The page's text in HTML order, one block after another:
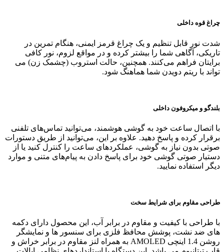
چراغ قوه داخلی
شدت نور قابل تنظیم و یک چراغ قرمز ایمنی، هنگام تمرین در
تاریکی، آگاهی شما را بیشتر کرده و در مواقع لزوم، نور کافی
برایتان فراهم می‌کنند. همچنین، حالت استروب (چشمک‌ زن) می‌
تواند با ریتم دویدن شما هماهنگ شود.
بلندگو و میکروفون داخلی
با اتصال ساعت خود به گوشی هوشمند، می‌توانید تماس‌های تلفنی
برقرار کرده و پاسخ دهید. علاوه بر این، می‌توانید از طریق دستورات
صوتی بدون نیاز به گوشی، عملکردهای ساعت را کنترل کنید یا از
دستیار صوتی گوشی خود برای پاسخ دادن به پیام‌های متنی و موارد
دیگر استفاده نمایید.
طراحی مقاوم برای شرایط سخت
با طراحی با کیفیت و مقاوم در برابر آب، این محصول دارای دکمه‌
های ضد نشت، پوشش محافظ فلزی برای سنسور ها و نمایشگر
روشن 1.4 اینچی AMOLED به همراه لنز مقاوم در برابر خراش و